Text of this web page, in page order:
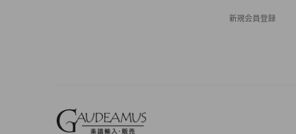
新規会員登録